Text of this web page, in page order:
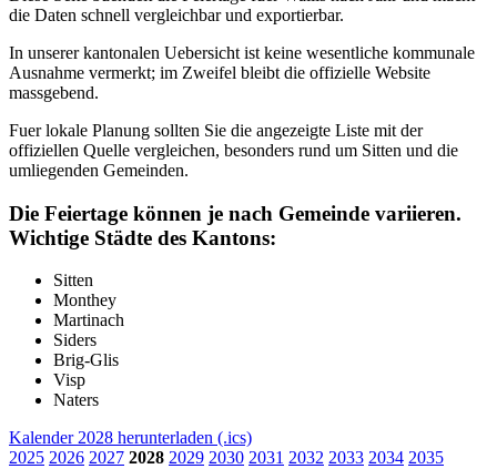
die Daten schnell vergleichbar und exportierbar.
In unserer kantonalen Uebersicht ist keine wesentliche kommunale
Ausnahme vermerkt; im Zweifel bleibt die offizielle Website
massgebend.
Fuer lokale Planung sollten Sie die angezeigte Liste mit der
offiziellen Quelle vergleichen, besonders rund um Sitten und die
umliegenden Gemeinden.
Die Feiertage können je nach Gemeinde variieren.
Wichtige Städte des Kantons:
Sitten
Monthey
Martinach
Siders
Brig-Glis
Visp
Naters
Kalender 2028 herunterladen (.ics)
2025 2026 2027 2028 2029 2030 2031 2032 2033 2034 2035